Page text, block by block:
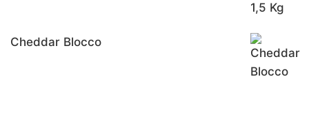
Cheddar Blocco